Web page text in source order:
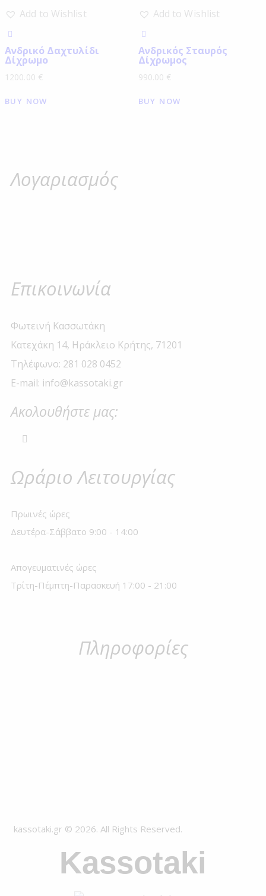
Add to Wishlist
Ανδρικό Δαχτυλίδι
Δίχρωμο
1200.00 €
BUY NOW
Add to Wishlist
Ανδρικός Σταυρός
Δίχρωμος
990.00 €
BUY NOW
Λογαριασμός
Επικοινωνία
Φωτεινή Κασσωτάκη
Κατεχάκη 14, Ηράκλειο Κρήτης, 71201
Τηλέφωνο: 281 028 0452
E-mail: info@kassotaki.gr
Ακολουθήστε μας:
Ωράριο Λειτουργίας
Πρωινές ώρες
Δευτέρα-Σάββατο 9:00 - 14:00
Απογευματινές ώρες
Τρίτη-Πέμπτη-Παρασκευή 17:00 - 21:00
Πληροφορίες
kassotaki.gr © 2026. All Rights Reserved.
Kassotaki